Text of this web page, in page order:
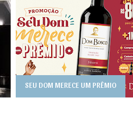
SEU DOM MERECE UM PRÊMIO